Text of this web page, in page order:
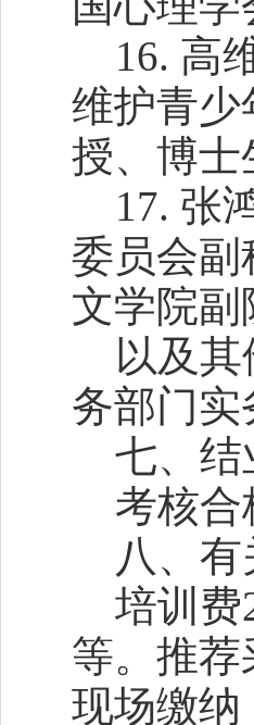
16. 高
维护青少
授、博士
17. 张
委员会副
文学院副
以及
务部门
七、结
考核合
八、有
培训费
等。推
现场缴纳